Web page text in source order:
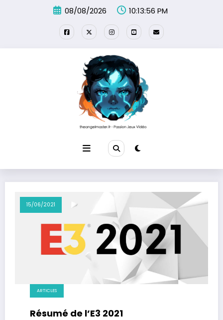
08/08/2026 10:13:56 PM
15/06/2021
ARTICLES
Résumé de l’E3 2021